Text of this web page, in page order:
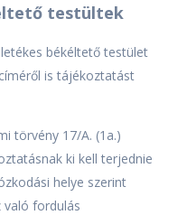
testültek
békéltető testület
is tájékoztatást
törvény 17/A. (1a.)
ki kell terjednie
helye szerint
való fordulás